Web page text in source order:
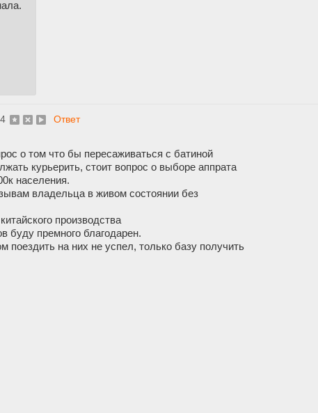
Ответ
о том что бы пересаживаться с батиной
курьерить, стоит вопрос о выборе аппрата
населения.
владельца в живом состоянии без
производства
буду премного благодарен.
поездить на них не успел, только базу получить